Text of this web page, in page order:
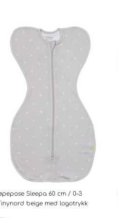
Sleepa 60 cm / 0–3
beige med logotrykk